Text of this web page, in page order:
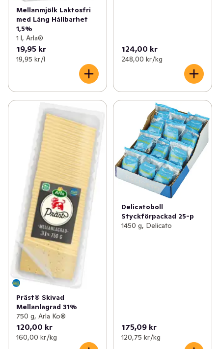
Mellanmjölk Laktosfri
med Lång Hållbarhet
1,5%
1 l, Arla®
19,95 kr
19,95 kr /l
124,00 kr
248,00 kr /kg
Präst® Skivad
Mellanlagrad 31%
750 g, Arla Ko®
120,00 kr
160,00 kr /kg
Delicatoboll
Styckförpackad 25-p
1450 g, Delicato
175,09 kr
120,75 kr /kg